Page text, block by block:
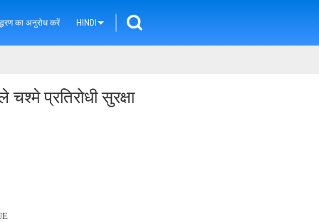
का अनुरोध करें HINDI
प्रतिरोधी सुरक्षा